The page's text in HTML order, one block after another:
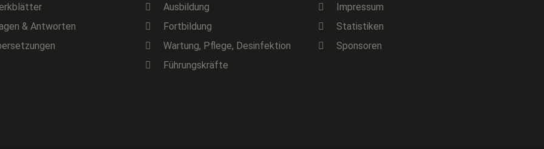
& Antworten
Ausbildung
Fortbildung
Wartung, Pflege, Desinfektion
Führungskräfte
Impressum
Statistiken
Sponsoren